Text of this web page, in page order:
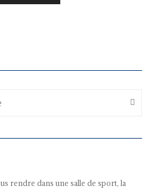
rendre dans une salle de sport, la